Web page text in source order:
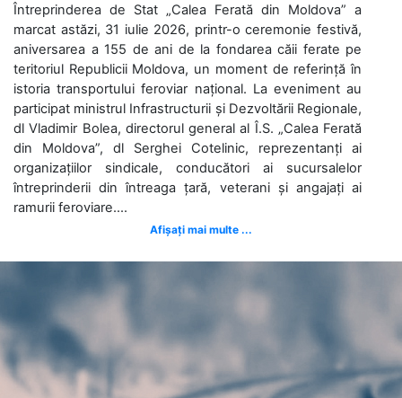
Întreprinderea de Stat „Calea Ferată din Moldova” a
marcat astăzi, 31 iulie 2026, printr-o ceremonie festivă,
aniversarea a 155 de ani de la fondarea căii ferate pe
teritoriul Republicii Moldova, un moment de referință în
istoria transportului feroviar național. La eveniment au
participat ministrul Infrastructurii și Dezvoltării Regionale,
dl Vladimir Bolea, directorul general al Î.S. „Calea Ferată
din Moldova”, dl Serghei Cotelinic, reprezentanți ai
organizațiilor sindicale, conducători ai sucursalelor
întreprinderii din întreaga țară, veterani și angajați ai
ramurii feroviare....
Afișați mai multe ...